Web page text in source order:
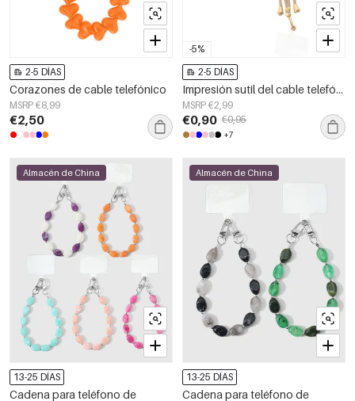
2-5 DÍAS
Corazones de cable telefónico
MSRP €8,99
€2,50
-5%
2-5 DÍAS
Impresión sutil del cable telefónico
MSRP €2,99
€0,90 €0,95
+7
Almacén de China
13-25 DÍAS
Cadena para teléfono de
Almacén de China
13-25 DÍAS
Cadena para teléfono de